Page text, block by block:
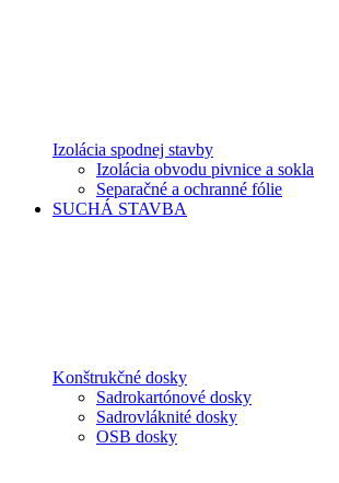
Izolácia spodnej stavby
Izolácia obvodu pivnice a sokla
Separačné a ochranné fólie
SUCHÁ STAVBA
Konštrukčné dosky
Sadrokartónové dosky
Sadrovláknité dosky
OSB dosky